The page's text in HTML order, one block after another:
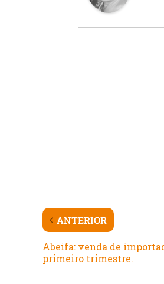
ANTERIOR
Abeifa: venda de
primeiro trimestre.